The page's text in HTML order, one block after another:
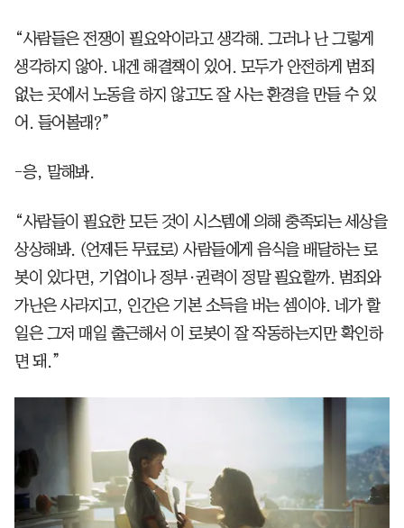
“사람들은 전쟁이 필요악이라고 생각해. 그러나 난 그렇게
생각하지 않아. 내겐 해결책이 있어. 모두가 안전하게 범죄
없는 곳에서 노동을 하지 않고도 잘 사는 환경을 만들 수 있
어. 들어볼래?”
-응, 말해봐.
“사람들이 필요한 모든 것이 시스템에 의해 충족되는 세상을
상상해봐. (언제든 무료로) 사람들에게 음식을 배달하는 로
봇이 있다면, 기업이나 정부·권력이 정말 필요할까. 범죄와
가난은 사라지고, 인간은 기본 소득을 버는 셈이야. 네가 할
일은 그저 매일 출근해서 이 로봇이 잘 작동하는지만 확인하
면 돼.”